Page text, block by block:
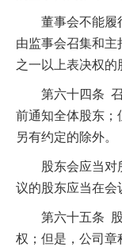
董事会不能履行
由监事会召集和主
之一以上表决权的
第六十四条 召
前通知全体股东；
另有约定的除外。
股东会应当对所
议的股东应当在会
第六十五条 股
权；但是，公司章